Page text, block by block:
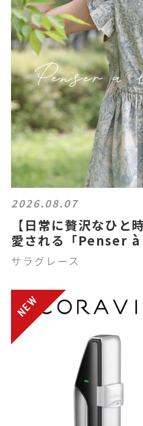
2026.08.07
【日常に贅沢なひと
愛される「Penser
サラグレース